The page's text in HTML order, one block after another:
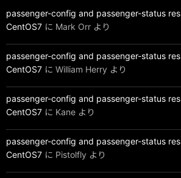
passenger-config and passenger-status
CentOS7 に Mark Orr より
passenger-config and passenger-status
CentOS7 に William Herry より
passenger-config and passenger-status
CentOS7 に Kane より
passenger-config and passenger-status
CentOS7 に Pistolfly より